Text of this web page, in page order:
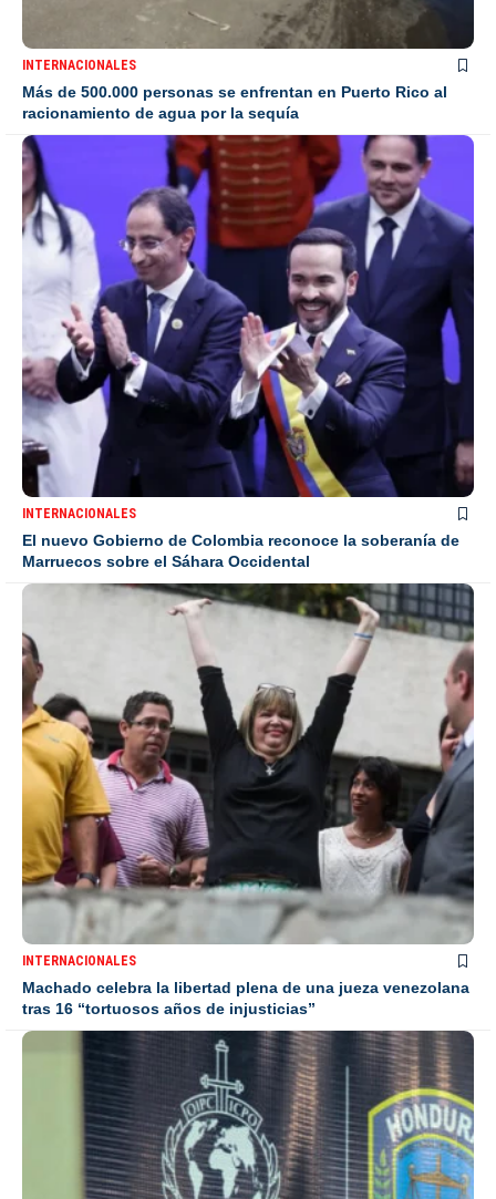
INTERNACIONALES
Más de 500.000 personas se enfrentan en Puerto Rico al
racionamiento de agua por la sequía
INTERNACIONALES
El nuevo Gobierno de Colombia reconoce la soberanía de
Marruecos sobre el Sáhara Occidental
INTERNACIONALES
Machado celebra la libertad plena de una jueza venezolana
tras 16 “tortuosos años de injusticias”